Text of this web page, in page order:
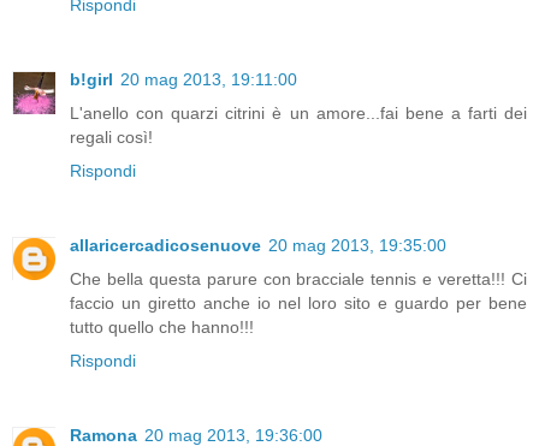
Rispondi
b!girl 20 mag 2013, 19:11:00
L'anello con quarzi citrini è un amore...fai bene a farti dei
regali così!
Rispondi
allaricercadicosenuove 20 mag 2013, 19:35:00
Che bella questa parure con bracciale tennis e veretta!!! Ci
faccio un giretto anche io nel loro sito e guardo per bene
tutto quello che hanno!!!
Rispondi
Ramona 20 mag 2013, 19:36:00